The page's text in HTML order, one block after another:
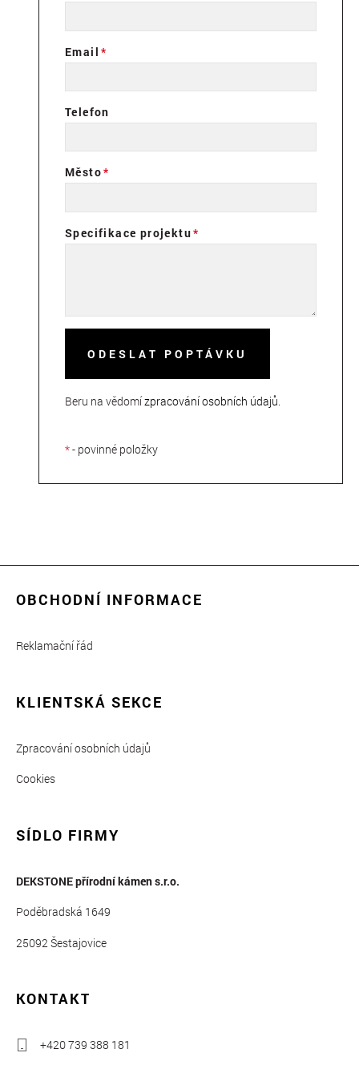
Email
Telefon
Město
Specifikace projektu
ODESLAT POPTÁVKU
Beru na vědomízpracování osobních údajů.
*- povinné položky
OBCHODNÍ INFORMACE
Reklamační řád
KLIENTSKÁ SEKCE
Zpracování osobních údajů
Cookies
SÍDLO FIRMY
DEKSTONE přírodní kámen s.r.o.
Poděbradská 1649
25092 Šestajovice
KONTAKT
+420 739 388 181